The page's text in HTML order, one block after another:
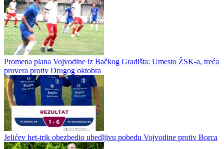
Promena plana Vojvodine iz Bačkog Gradišta: Umesto ŽSK-a, treća
provera protiv Drugog oktobra
Jelićev het-trik obezbedio ubedljivu pobedu Vojvodine protiv Borca